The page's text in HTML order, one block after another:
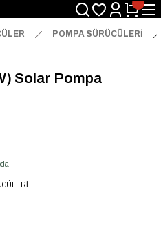
POMPA SÜRÜCÜLERİ
Solar Pompa